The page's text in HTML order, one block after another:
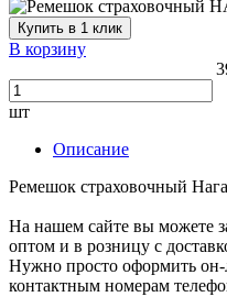
Купить в 1 клик
В корзину
шт
Описание
Ремешок страховочный
На нашем сайте вы можете
оптом и в розницу с
Нужно просто оформить он-
контактным номерам